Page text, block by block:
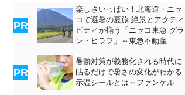
PR
楽しさいっぱい！北海道・ニセ
コで避暑の夏旅 絶景とアクティ
ビティが揃う「ニセコ東急 グラ
ン・ヒラフ」～東急不動産
PR
暑熱対策が義務化される時代に
貼るだけで暑さの変化がわかる
示温シールとは～ファンケル